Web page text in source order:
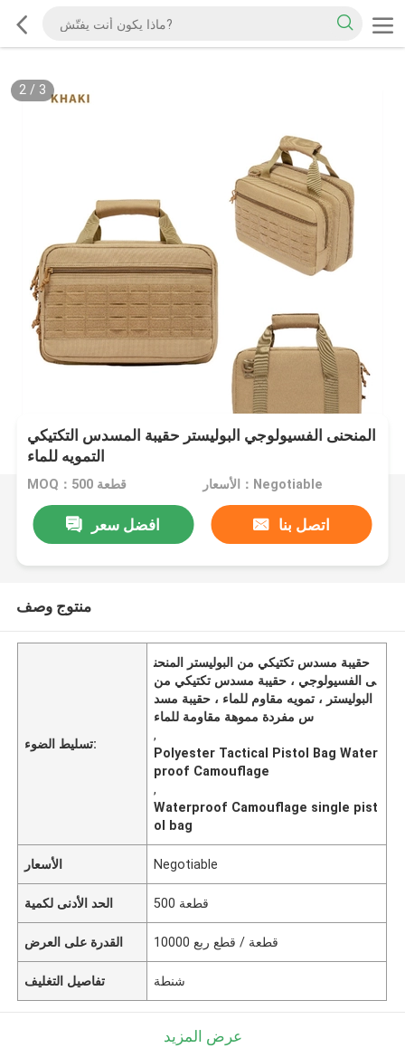
2/ 3
المنحنى الفسيولوجي البوليستر حقيبة المسدس التكتيكي
التمويه للماء
MOQ：500 قطعة الأسعار：Negotiable
افضل سعر اتصل بنا
منتوج وصف
تسليط الضوء:
حقيبة مسدس تكتيكي من البوليستر المنحن
ى الفسيولوجي ، حقيبة مسدس تكتيكي من
البوليستر ، تمويه مقاوم للماء ، حقيبة مسد
س مفردة مموهة مقاومة للماء
,
Polyester Tactical Pistol Bag Water
proof Camouflage
,
Waterproof Camouflage single pist
ol bag
الأسعار Negotiable
الحد الأدنى لكمية 500 قطعة
القدرة على العرض 10000 قطعة / قطع ربع
تفاصيل التغليف شنطة
عرض المزيد